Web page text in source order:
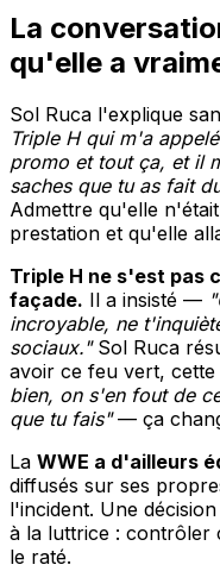
La
qu'elle a
Sol Ruca l'explique
Triple H qui m'a
promo et tout ça, et il
saches que tu as fait
Admettre qu'elle
prestation et qu'elle
Triple H ne s'est pas
façade. Il a insisté —
incroyable, ne
sociaux."Sol Ruca
avoir ce feu vert,
bien, on s'en fout de
que tu fais"— ça
La WWE a d'ailleurs
diffusés sur ses
l'incident. Une
à la luttrice : contrôler
le raté.